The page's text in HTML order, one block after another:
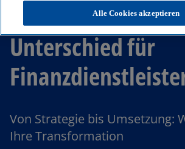
Wir machen den
Unterschied für
Von Strategie bis Umsetzung:
Ihre Transformation
Alle Cookies akzeptieren